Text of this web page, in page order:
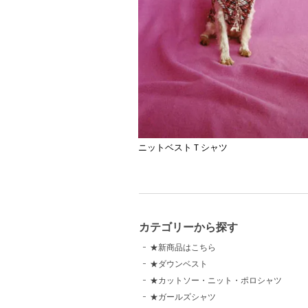
ニットベストＴシャツ
カテゴリーから探す
★新商品はこちら
★ダウンベスト
★カットソー・ニット・ポロシャツ
★ガールズシャツ